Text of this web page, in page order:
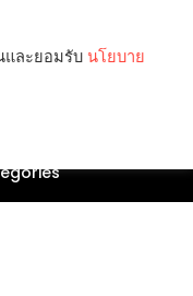
และยอมรับ นโยบาย